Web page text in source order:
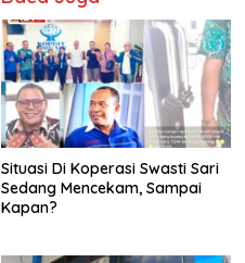
Situasi Di Koperasi Swasti Sari
Sedang Mencekam, Sampai
Kapan?